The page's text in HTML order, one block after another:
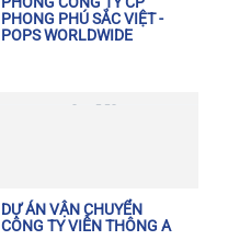
PHONG PHÚ SẮC VIỆT -
POPS WORLDWIDE
DỰ ÁN VẬN CHUYỂN
CÔNG TY VIỄN THÔNG A